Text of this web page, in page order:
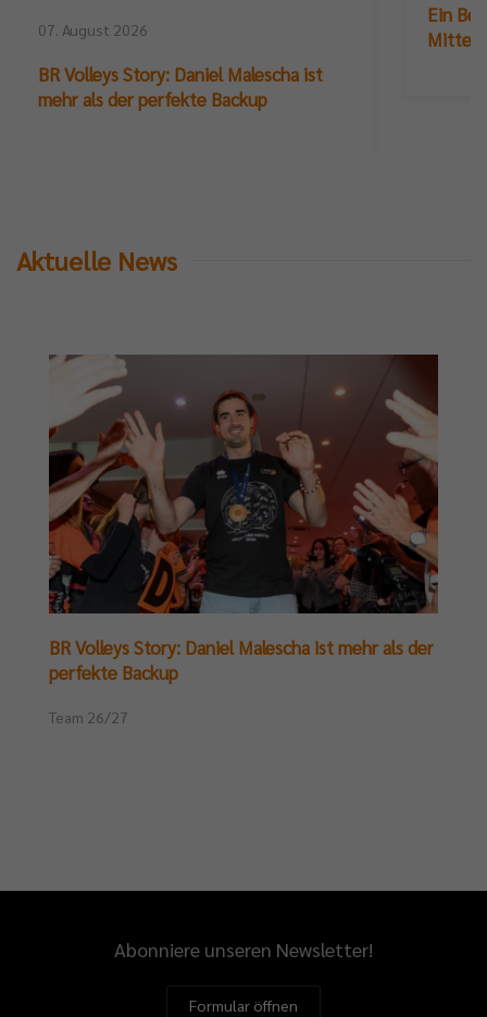
07. August 2026
BR Volleys Story: Daniel Malescha ist
mehr als der perfekte Backup
Ein
Aktuelle News
BR Volleys Story: Daniel Malescha ist mehr als der
perfekte Backup
Team 26/27
Abonniere unseren Newsletter!
Formular öffnen